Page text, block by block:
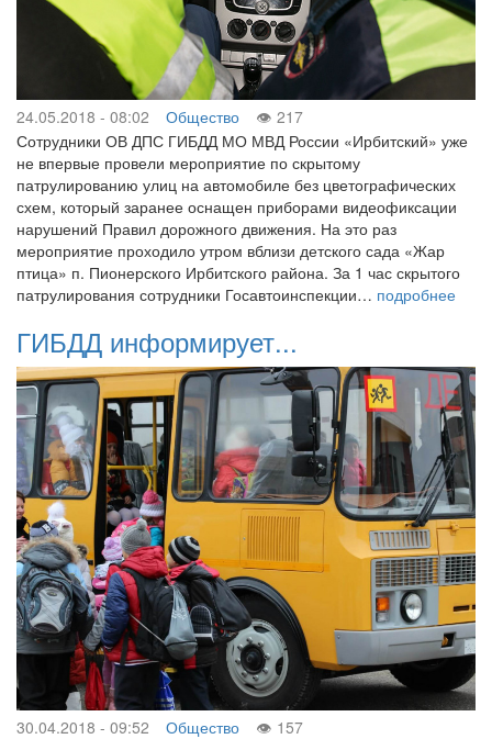
24.05.2018 - 08:02 Общество
217
Сотрудники ОВ ДПС ГИБДД МО МВД России «Ирбитский» уже
не впервые провели мероприятие по скрытому
патрулированию улиц на автомобиле без цветографических
схем, который заранее оснащен приборами видеофиксации
нарушений Правил дорожного движения. На это раз
мероприятие проходило утром вблизи детского сада «Жар
птица» п. Пионерского Ирбитского района. За 1 час скрытого
патрулирования сотрудники Госавтоинспекции… подробнее
ГИБДД информирует...
30.04.2018 - 09:52 Общество
157